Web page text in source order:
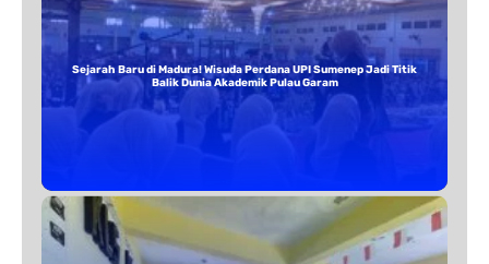
Sejarah Baru di Madura! Wisuda Perdana UPI Sumenep Jadi Titik
Balik Dunia Akademik Pulau Garam